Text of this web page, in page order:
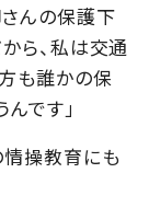
んの保護下
ら、私は交通
も誰かの保
です」
情操教育にも